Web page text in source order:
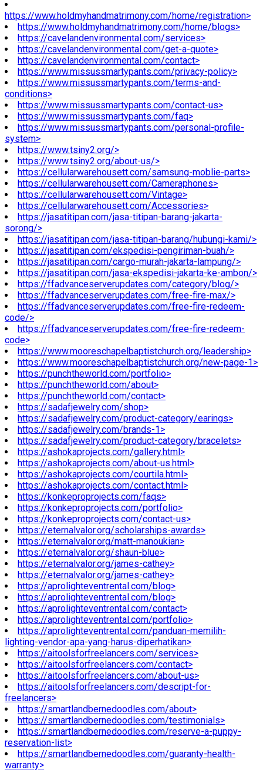
https://www.holdmyhandmatrimony.com/home/registration>
https://www.holdmyhandmatrimony.com/home/blogs>
https://cavelandenvironmental.com/services>
https://cavelandenvironmental.com/get-a-quote>
https://cavelandenvironmental.com/contact>
https://www.missussmartypants.com/privacy-policy>
https://www.missussmartypants.com/terms-and-
conditions>
https://www.missussmartypants.com/contact-us>
https://www.missussmartypants.com/faq>
https://www.missussmartypants.com/personal-profile-
system>
https://www.tsiny2.org/>
https://www.tsiny2.org/about-us/>
https://cellularwarehousett.com/samsung-moblie-parts>
https://cellularwarehousett.com/Cameraphones>
https://cellularwarehousett.com/Vintage>
https://cellularwarehousett.com/Accessories>
https://jasatitipan.com/jasa-titipan-barang-jakarta-
sorong/>
https://jasatitipan.com/jasa-titipan-barang/hubungi-kami/>
https://jasatitipan.com/ekspedisi-pengiriman-buah/>
https://jasatitipan.com/cargo-murah-jakarta-lampung/>
https://jasatitipan.com/jasa-ekspedisi-jakarta-ke-ambon/>
https://ffadvanceserverupdates.com/category/blog/>
https://ffadvanceserverupdates.com/free-fire-max/>
https://ffadvanceserverupdates.com/free-fire-redeem-
code/>
https://ffadvanceserverupdates.com/free-fire-redeem-
code>
https://www.mooreschapelbaptistchurch.org/leadership>
https://www.mooreschapelbaptistchurch.org/new-page-1>
https://punchtheworld.com/portfolio>
https://punchtheworld.com/about>
https://punchtheworld.com/contact>
https://sadafjewelry.com/shop>
https://sadafjewelry.com/product-category/earings>
https://sadafjewelry.com/brands-1>
https://sadafjewelry.com/product-category/bracelets>
https://ashokaprojects.com/gallery.html>
https://ashokaprojects.com/about-us.html>
https://ashokaprojects.com/courtila.html>
https://ashokaprojects.com/contact.html>
https://konkeproprojects.com/faqs>
https://konkeproprojects.com/portfolio>
https://konkeproprojects.com/contact-us>
https://eternalvalor.org/scholarships-awards>
https://eternalvalor.org/matt-manoukian>
https://eternalvalor.org/shaun-blue>
https://eternalvalor.org/james-cathey>
https://eternalvalor.org/james-cathey>
https://aprolighteventrental.com/blog>
https://aprolighteventrental.com/blog>
https://aprolighteventrental.com/contact>
https://aprolighteventrental.com/portfolio>
https://aprolighteventrental.com/panduan-memilih-
lighting-vendor-apa-yang-harus-diperhatikan>
https://aitoolsforfreelancers.com/services>
https://aitoolsforfreelancers.com/contact>
https://aitoolsforfreelancers.com/about-us>
https://aitoolsforfreelancers.com/descript-for-
freelancers>
https://smartlandbernedoodles.com/about>
https://smartlandbernedoodles.com/testimonials>
https://smartlandbernedoodles.com/reserve-a-puppy-
reservation-list>
https://smartlandbernedoodles.com/guaranty-health-
warranty>